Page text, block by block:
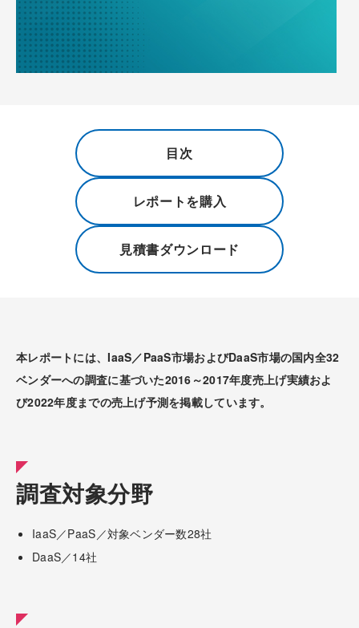
目次
レポートを購入
見積書ダウンロード
本レポートには、IaaS／PaaS市場およびDaaS市場の国内全32
ベンダーへの調査に基づいた2016～2017年度売上げ実績およ
び2022年度までの売上げ予測を掲載しています。
調査対象分野
IaaS／PaaS／対象ベンダー数28社
DaaS／14社